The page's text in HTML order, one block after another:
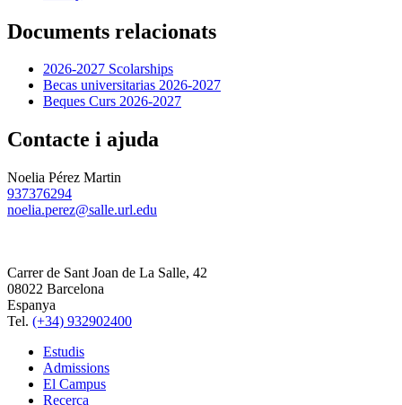
Documents relacionats
2026-2027 Scolarships
Becas universitarias 2026-2027
Beques Curs 2026-2027
Contacte i ajuda
Noelia Pérez Martin
937376294
noelia.perez@salle.url.edu
Carrer de Sant Joan de La Salle, 42
08022 Barcelona
Espanya
Tel. (+34) 932902400
Estudis
Admissions
El Campus
Recerca